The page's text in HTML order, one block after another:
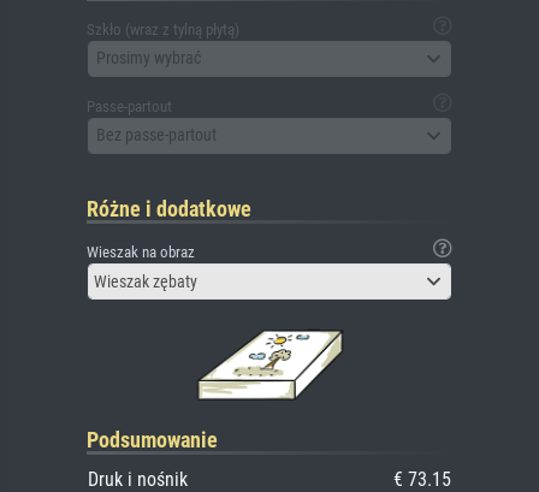
Szkło (wraz z tylną płytą)
Prosimy wybrać
Passe-partout
Bez passe-partout
Różne i dodatkowe
Wieszak na obraz
Wieszak zębaty
Podsumowanie
Druk i nośnik
€ 73.15